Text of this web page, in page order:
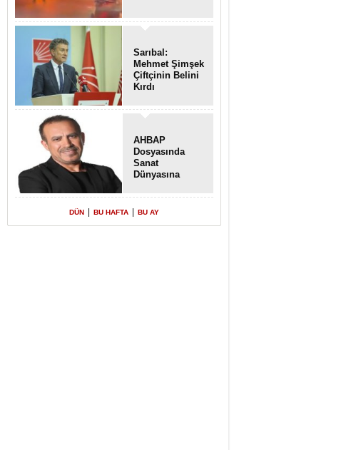
Sarıbal:
Mehmet Şimşek
Çiftçinin Belini
Kırdı
AHBAP
Dosyasında
Sanat
Dünyasına
Transferler
DÜN BU HAFTA BU AY